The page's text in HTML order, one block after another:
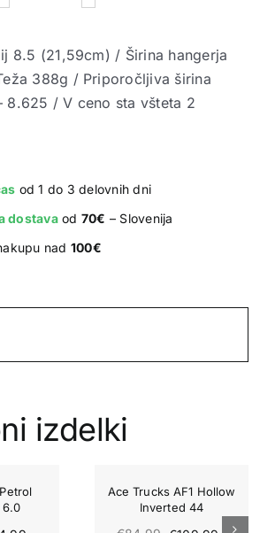
8.5 (21,59cm) / Širina hangerja
388g / Priporočljiva širina
8.625 / V ceno sta všteta 2
od 1 do 3 delovnih dni
dostavaod 70€ – Slovenija
nad 100€
izdelki
6.0
Ace Trucks AF1 Hollow
Inverted 44